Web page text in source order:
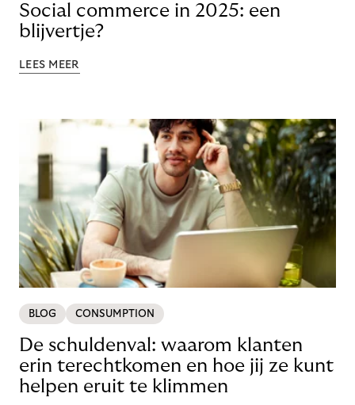
Social commerce in 2025: een
blijvertje?
LEES MEER
BLOG CONSUMPTION
De schuldenval: waarom klanten
erin terechtkomen en hoe jij ze kunt
helpen eruit te klimmen